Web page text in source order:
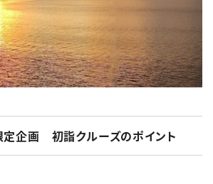
企業情報
お問い合わせ一覧
体中文 繁体中文 한국어
企画 初詣クルーズのポイント